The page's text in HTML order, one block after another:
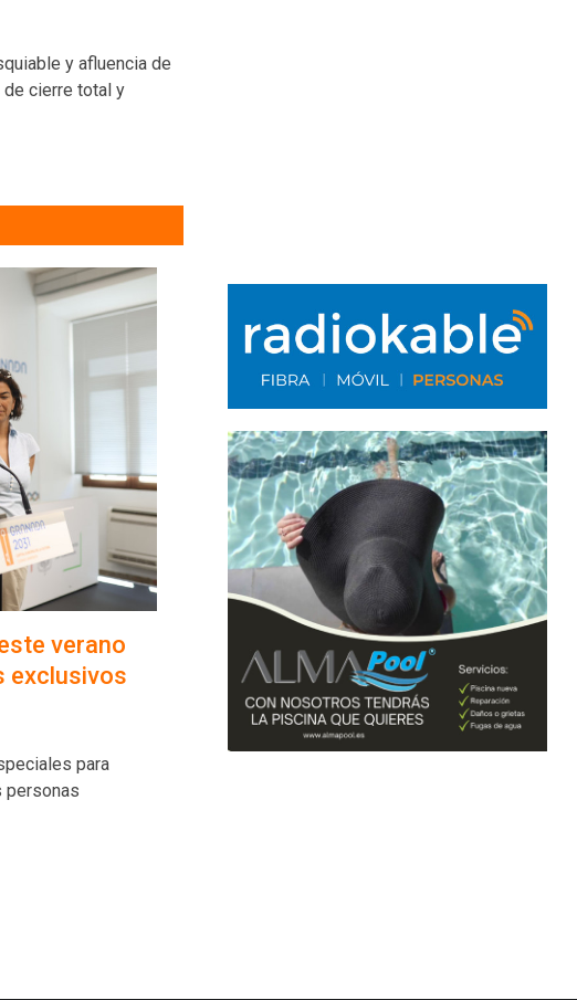
y afluencia de
cierre total y
verano
exclusivos
para
personas